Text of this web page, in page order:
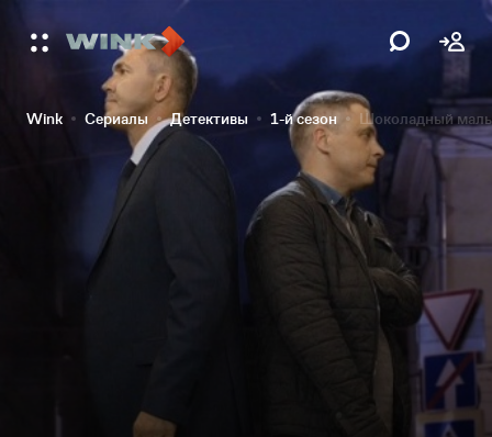
Wink Сериалы Детективы 1-й сезон Шоколадный